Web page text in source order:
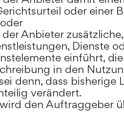
oder einer
Anbieter
Dienste
einführt,
in den
denn, dass bisherige
verändert.
den Auftraggeber